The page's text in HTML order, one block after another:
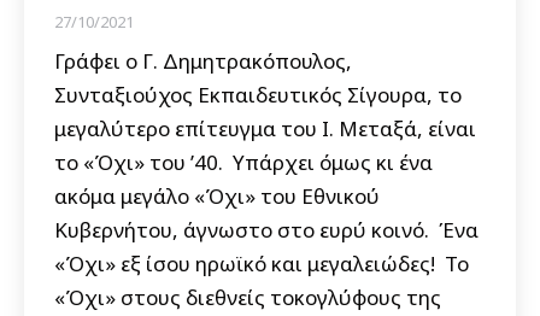
27/10/2021
Γράφει ο Γ. Δημητρακόπουλος,
Συνταξιούχος Εκπαιδευτικός Σίγουρα, το
μεγαλύτερο επίτευγμα του Ι. Μεταξά, είναι
το «Όχι» του ’40. Υπάρχει όμως κι ένα
ακόμα μεγάλο «Όχι» του Εθνικού
Κυβερνήτου, άγνωστο στο ευρύ κοινό. Ένα
«Όχι» εξ ίσου ηρωϊκό και μεγαλειώδες! Το
«Όχι» στους διεθνείς τοκογλύφους της